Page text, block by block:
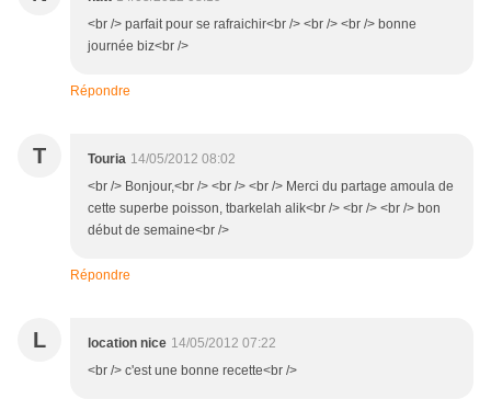
<br /> parfait pour se rafraichir<br /> <br /> <br /> bonne
journée biz<br />
Répondre
T Touria 14/05/2012 08:02
<br /> Bonjour,<br /> <br /> <br /> Merci du partage amoula de
cette superbe poisson, tbarkelah alik<br /> <br /> <br /> bon
début de semaine<br />
Répondre
L location nice 14/05/2012 07:22
<br /> c'est une bonne recette<br />